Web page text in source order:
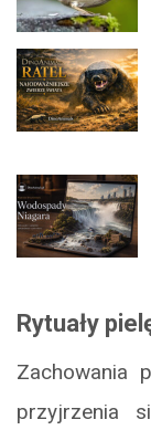
Rytuały
Zachowania
przyjrzenia